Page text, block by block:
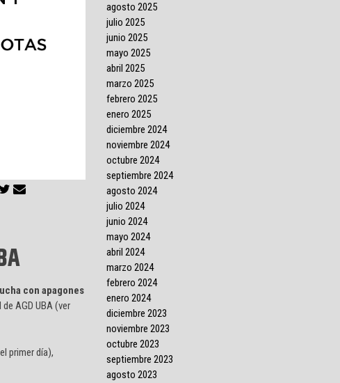
con apagones
AGD UBA (ver
primer día),
agosto 2025
julio 2025
junio 2025
mayo 2025
abril 2025
marzo 2025
febrero 2025
enero 2025
diciembre 2024
noviembre 2024
octubre 2024
septiembre 2024
agosto 2024
julio 2024
junio 2024
mayo 2024
abril 2024
marzo 2024
febrero 2024
enero 2024
diciembre 2023
noviembre 2023
octubre 2023
septiembre 2023
agosto 2023